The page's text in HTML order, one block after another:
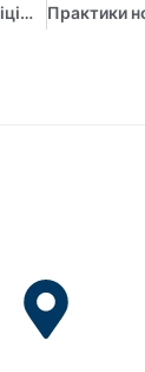
Студенти кафедри ініціюють соціальні проєкти